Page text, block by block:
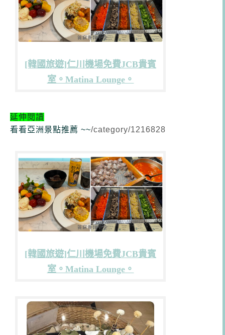
[韓國旅遊]仁川機場免費JCB貴賓
室。Matina Lounge。
延伸閱讀
看看亞洲景點推薦 ~~/category/1216828
[韓國旅遊]仁川機場免費JCB貴賓
室。Matina Lounge。